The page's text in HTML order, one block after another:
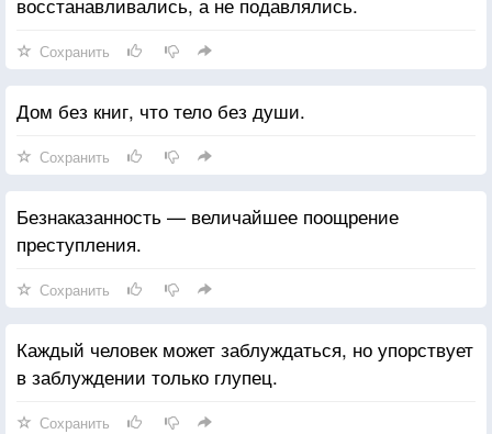
Сохранить
Дом без книг, что тело без души.
Сохранить
Безнаказанность — величайшее поощрение
преступления.
Сохранить
Каждый человек может заблуждаться, но упорствует
в заблуждении только глупец.
Сохранить